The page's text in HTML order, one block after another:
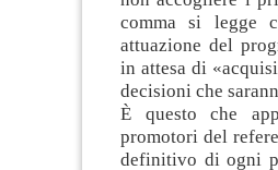
comma si legge
attuazione del
in attesa di
decisioni che
È questo che
promotori del
definitivo di ogni